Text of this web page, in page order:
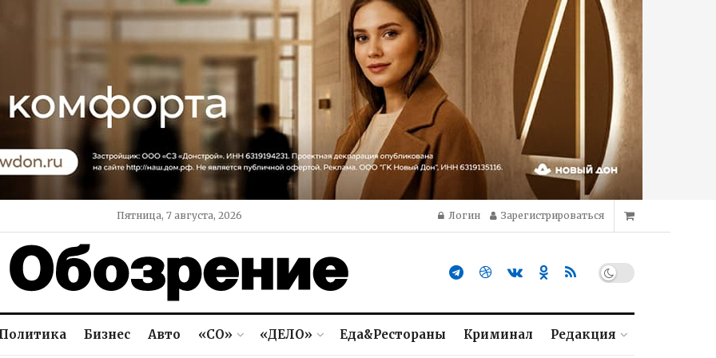
Пятница, 7 августа, 2026 Логин Зарегистрироваться
Бизнес Авто «СО» «ДЕЛО» Еда&Рестораны Криминал Редакция